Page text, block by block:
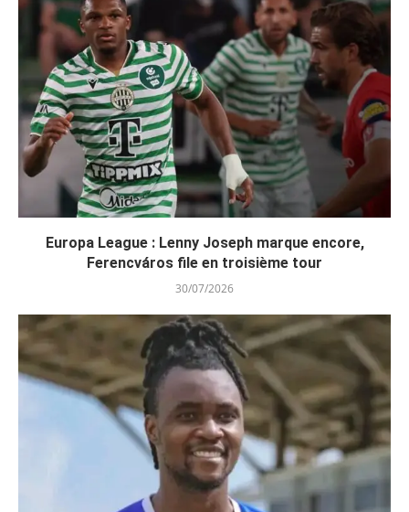
Europa League : Lenny Joseph marque encore,
Ferencváros file en troisième tour
30/07/2026